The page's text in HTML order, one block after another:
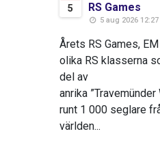
5
RS Games
5 aug 2026 12:27
Årets RS Games,
olika RS klasserna
del av
anrika
runt 1 000 seglare
världen...